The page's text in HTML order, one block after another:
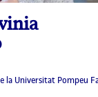
la Universitat Pompeu